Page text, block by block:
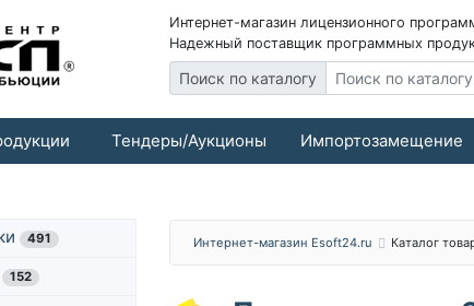
Интернет-магазин лицензионного
Надежный поставщик программных
Поиск по каталогу
Тендеры/Аукционы Импортозамещение
491
152
Интернет-магазин Esoft24.ru Каталог